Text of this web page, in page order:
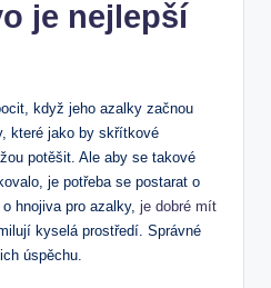
‍je nejlepší
když jeho azalky začnou
které jako by skřítkové
potěšit. Ale aby se takové
⁣je potřeba se postarat o
hnojiva pro azalky, je​ dobré mít
kyselá prostředí. Správné
úspěchu.